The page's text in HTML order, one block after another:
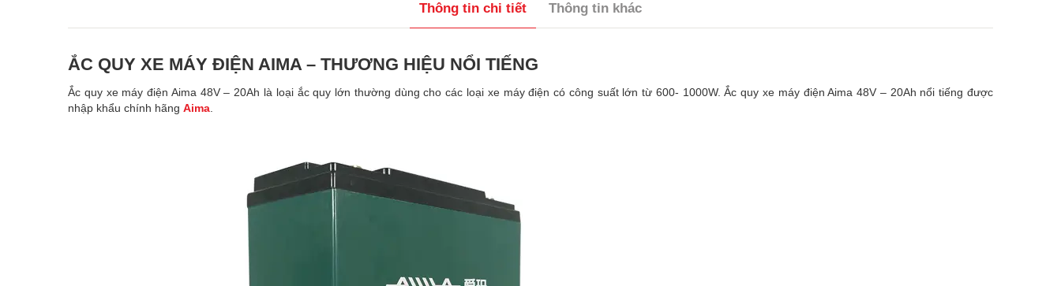
Thông tin chi tiết Thông tin khác
ẮC QUY XE MÁY ĐIỆN AIMA – THƯƠNG HIỆU NỔI TIẾNG
Ắc quy xe máy điện Aima 48V – 20Ah là loại ắc quy lớn thường dùng cho các loại xe máy điện có công suất lớn từ 600- 1000W. Ắc quy xe máy điện Aima 48V – 20Ah nổi tiếng được
nhập khẩu chính hãng Aima